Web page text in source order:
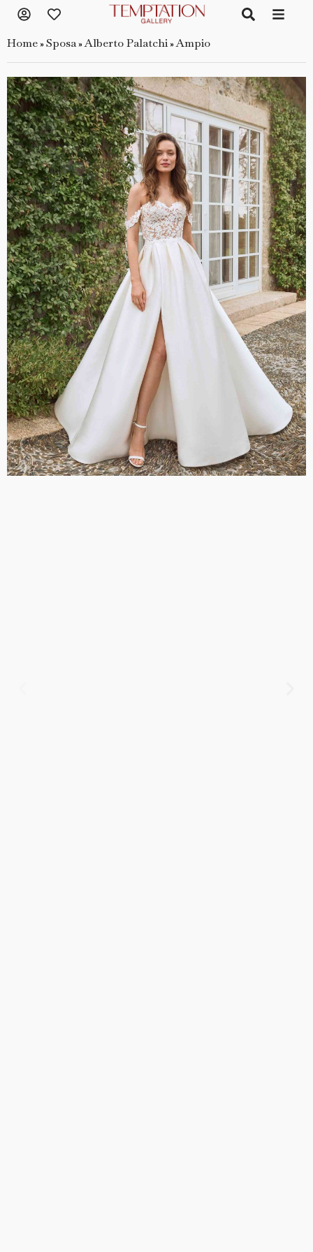
Home» Sposa»Alberto Palatchi»Ampio